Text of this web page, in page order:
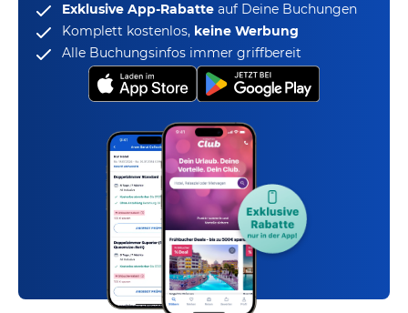
Exklusive App-Rabatte auf Deine Buchungen
Komplett kostenlos, keine Werbung
Alle Buchungsinfos immer griffbereit